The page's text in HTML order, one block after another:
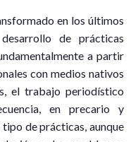
en los últimos
de prácticas
a partir
con medios nativos
el trabajo periodístico
en precario y
de prácticas, aunque